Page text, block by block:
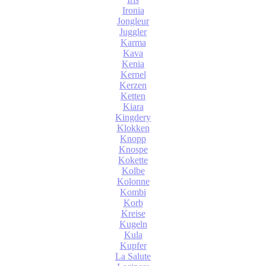
Ironia
Jongleur
Juggler
Karma
Kava
Kenia
Kernel
Kerzen
Ketten
Kiara
Kingdery
Klokken
Knopp
Knospe
Kokette
Kolbe
Kolonne
Kombi
Korb
Kreise
Kugeln
Kula
Kupfer
La Salute